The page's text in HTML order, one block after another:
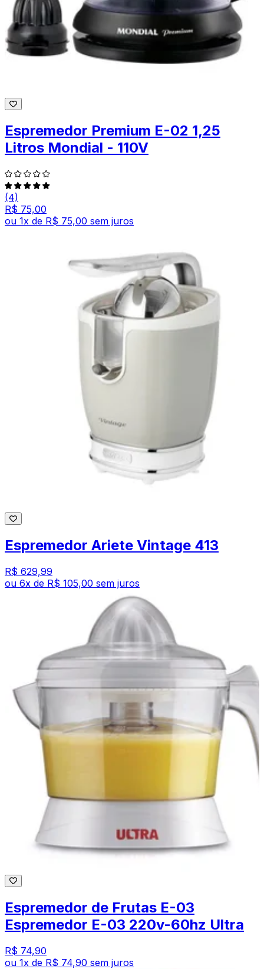
Espremedor Premium E-02 1,25
Litros Mondial - 110V
(4)
R$ 75,00
ou 1x de R$ 75,00 sem juros
Espremedor Ariete Vintage 413
R$ 629,99
ou 6x de R$ 105,00 sem juros
Espremedor de Frutas E-03
Espremedor E-03 220v-60hz Ultra
R$ 74,90
ou 1x de R$ 74,90 sem juros